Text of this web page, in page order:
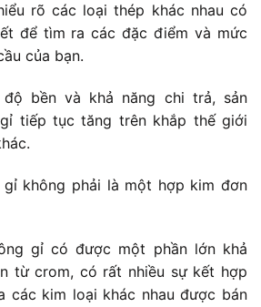
rõ các loại thép khác nhau có
để tìm ra các đặc điểm và mức
của bạn.
bền và khả năng chi trả, sản
tiếp tục tăng trên khắp thế giới
gỉ không phải là một hợp kim đơn
gỉ có được một phần lớn khả
từ crom, có rất nhiều sự kết hợp
các kim loại khác nhau được bán